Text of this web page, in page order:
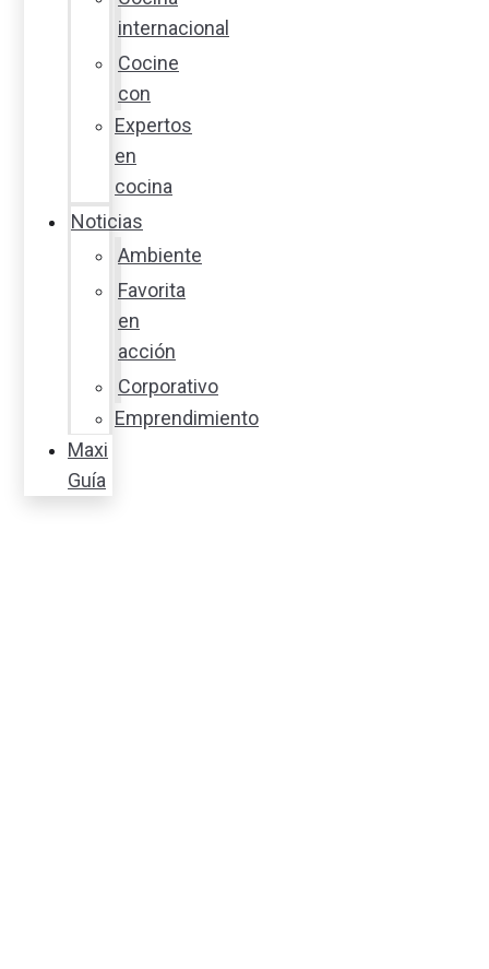
internacional
Cocine
con
Expertos
en
cocina
Noticias
Ambiente
Favorita
en
acción
Corporativo
Emprendimiento
Maxi
Guía